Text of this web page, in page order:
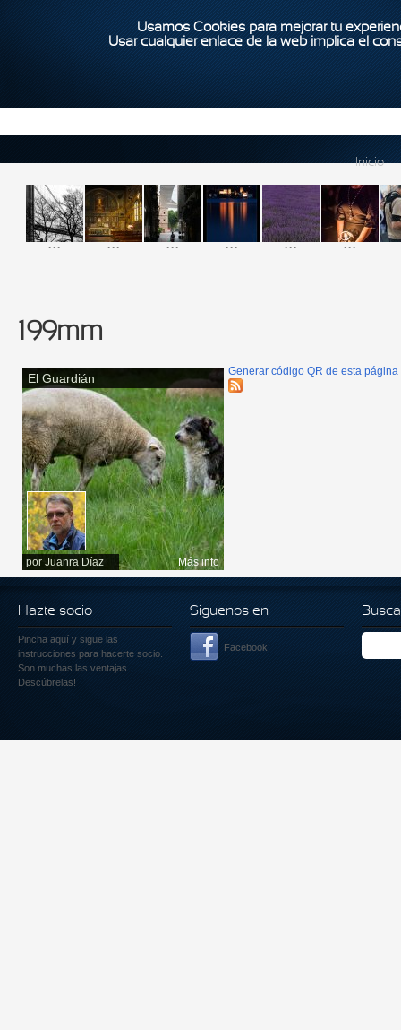
Usamos Cookies para mejorar tu
Usar cualquier enlace de la web implica el
Inicio
... ... ... ... ... ...
199mm
El Guardián
por Juanra Díaz Más info
Generar código QR de esta página
Hazte socio
Pincha aquí y sigue las
instrucciones para hacerte socio.
Son muchas las ventajas.
Descúbrelas!
Siguenos en
Facebook